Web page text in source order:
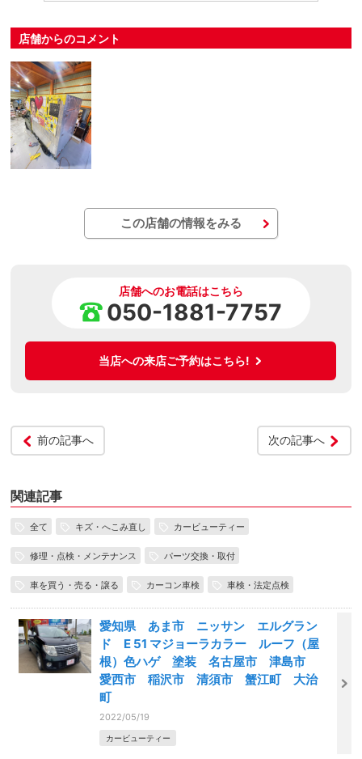
店舗からのコメント
この店舗の情報をみる
店舗へのお電話はこちら
050-1881-7757
当店への来店ご予約はこちら!
前の記事へ 次の記事へ
関連記事
全て キズ・へこみ直し カービューティー
修理・点検・メンテナンス パーツ交換・取付
車を買う・売る・譲る カーコン車検 車検・法定点検
愛知県 あま市 ニッサン エルグラン
ド E 51 マジョーラカラー ルーフ（屋
根）色ハゲ 塗装 名古屋市 津島市
愛西市 稲沢市 清須市 蟹江町 大治
町
2022/05/19
カービューティー